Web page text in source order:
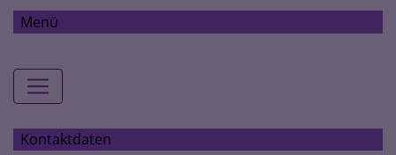
Menü
Hauptnavigation
Kontaktdaten